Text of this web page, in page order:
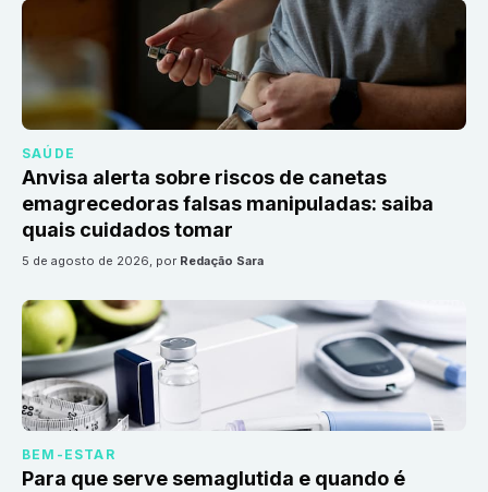
SAÚDE
Anvisa alerta sobre riscos de canetas
emagrecedoras falsas manipuladas: saiba
quais cuidados tomar
5 de agosto de 2026, por Redação Sara
BEM-ESTAR
Para que serve semaglutida e quando é